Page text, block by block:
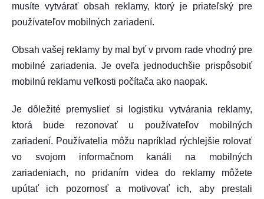
musíte vytvárať obsah reklamy, ktorý je priateľský pre
používateľov mobilných zariadení.
Obsah vašej reklamy by mal byť v prvom rade vhodný pre
mobilné zariadenia. Je oveľa jednoduchšie prispôsobiť
mobilnú reklamu veľkosti počítača ako naopak.
Je dôležité premyslieť si logistiku vytvárania reklamy,
ktorá bude rezonovať u používateľov mobilných
zariadení. Používatelia môžu napríklad rýchlejšie rolovať
vo svojom informačnom kanáli na mobilných
zariadeniach, no pridaním videa do reklamy môžete
upútať ich pozornosť a motivovať ich, aby prestali